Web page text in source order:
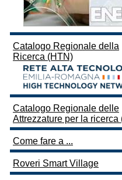
Catalogo Regionale della
Ricerca (HTN)
Catalogo Regionale delle
Attrezzature per la ricerca
Come fare a ...
Roveri Smart Village